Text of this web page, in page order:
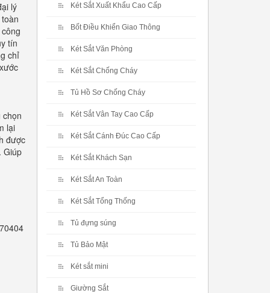
lý
tín
chỉ
chọn
lại
được
Giúp
Két Sắt Xuất Khẩu Cao Cấp
Bốt Điều Khiển Giao Thông
Két Sắt Văn Phòng
Két Sắt Chống Cháy
Tủ Hồ Sơ Chống Cháy
Két Sắt Vân Tay Cao Cấp
Két Sắt Cánh Đúc Cao Cấp
Két Sắt Khách Sạn
Két Sắt An Toàn
Két Sắt Tổng Thống
Tủ đựng súng
Tủ Bảo Mật
Két sắt mini
Giường Sắt